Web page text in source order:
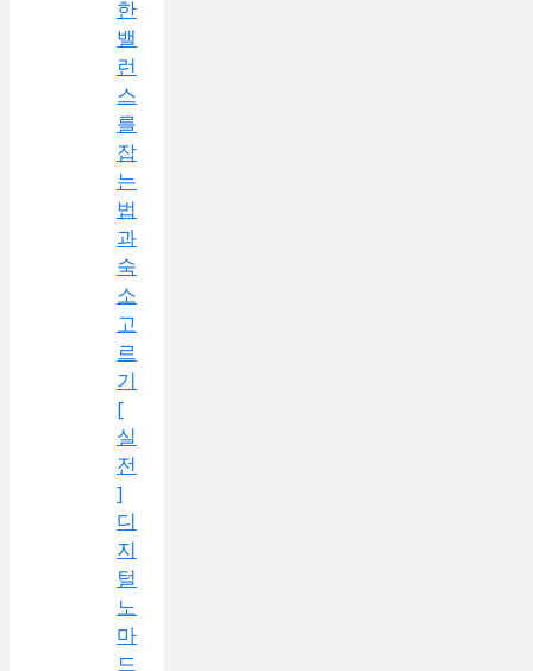
한
밸
런
스
를
잡
는
법
과
숙
소
고
르
기
[
실
전
]
디
지
털
노
마
드